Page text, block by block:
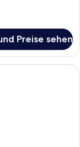
Preise sehen
mit einem großen